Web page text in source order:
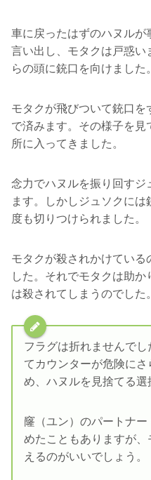
車に戻ったはずのハヌルが
言い出し、モタクは戸惑い
らの頭に銃口を向けました。
モタクが飛びついて銃口
で済みます。その様子を
所に入ってきました。
念力でハヌルを振り回すジ
ます。しかしジュソクに
度も切りつけられました。
モタクが殺されかけている
した。それでモタクは助
は殺されてしまうのでした。
フラグは折れませんで
てカウンターが危険に
め、ハヌルを見捨てる選
窿（ユン）のパートナ
めたこともありますが
えるのがいいでしょう。